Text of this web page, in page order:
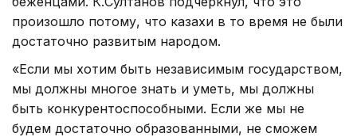
произошло потому, что казахи в то время не были
достаточно развитым народом.
«Если мы хотим быть независимым государством,
мы должны многое знать и уметь, мы должны
быть конкурентоспособными. Если же мы не
будем достаточно образованными, не сможем